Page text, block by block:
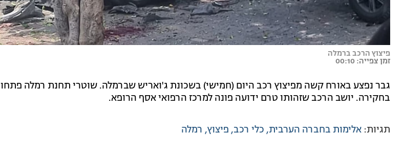
פיצוץ הרכב ברמלה
זמן צפייה: 00:10
גבר נפצע באורח קשה מפיצוץ רכב היום (חמישי) בשכונת ג'ואריש שברמלה. שוטרי תחנת רמלה פתחו
בחקירה. יושב הרכב שזהותו טרם ידועה פונה למרכז הרפואי אסף הרופא.
תגיות: אלימות בחברה הערבית כלי רכב פיצוץ רמלה